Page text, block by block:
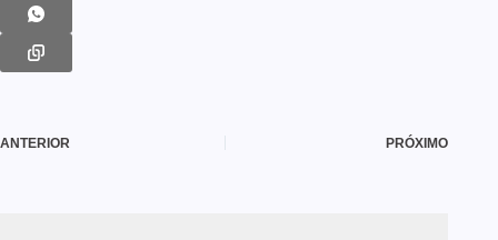
ANTERIOR PRÓXIMO